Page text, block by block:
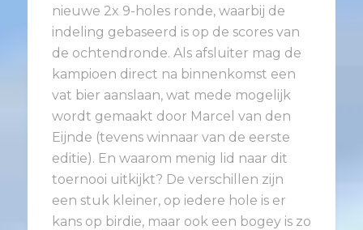
nieuwe 2x 9-holes ronde, waarbij de
indeling gebaseerd is op de scores van
de ochtendronde. Als afsluiter mag de
kampioen direct na binnenkomst een
vat bier aanslaan, wat mede mogelijk
wordt gemaakt door Marcel van den
Eijnde (tevens winnaar van de eerste
editie). En waarom menig lid naar dit
toernooi uitkijkt? De verschillen zijn
een stuk kleiner, op iedere hole is er
kans op birdie, maar ook een bogey is zo